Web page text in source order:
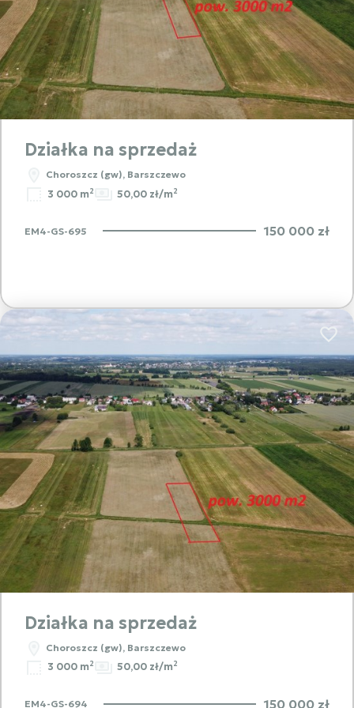
Działka na sprzedaż
Choroszcz (gw), Barszczewo
3 000 m2 50,00 zł/m2
EM4-GS-695 150 000 zł
Działka na sprzedaż
Choroszcz (gw), Barszczewo
3 000 m2 50,00 zł/m2
EM4-GS-694 150 000 zł